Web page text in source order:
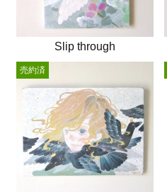
Slip through
売約済